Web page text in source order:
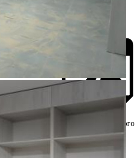
Более 25 лет на рынке